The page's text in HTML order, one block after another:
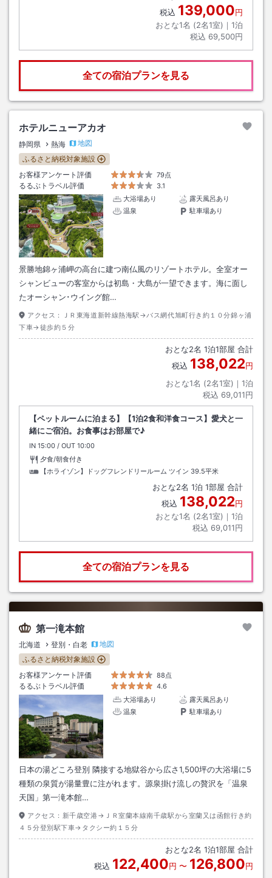
税込 139,000円
おとな1名 (2名1室)｜ 1泊
税込 69,500円
全ての宿泊プランを見る
ホテルニューアカオ
静岡県 熱海
地図
ふるさと納税対象施設
お客様アンケート評価
79点
るるぶトラベル評価
3.1
大浴場あり
露天風呂あり
温泉
駐車場あり
景勝地錦ヶ浦岬の高台に建つ南仏風のリゾートホテル。全室オー
シャンビューの客室からは初島・大島が一望できます。海に面し
たオーシャン･ウイング館…
アクセス：
ＪＲ東海道新幹線熱海駅→バス網代旭町行き約１０分錦ヶ浦
下車→徒歩約５分
おとな2名 1泊1部屋 合計
税込 138,022円
おとな1名 (2名1室)｜ 1泊
税込 69,011円
【ペットルームに泊まる】【1泊2食和洋食コース】愛犬と一
緒にご宿泊。お食事はお部屋で♪
IN チェックイン
15:00 / OUT チェックアウト
10:00
夕食/朝食付き
【ホライゾン】ドッグフレンドリールーム ツイン 39.5平米
おとな2名 1泊 1部屋 合計
税込 138,022円
おとな1名 (2名1室)｜ 1泊
税込 69,011円
全ての宿泊プランを見る
第一滝本館
北海道 登別・白老
地図
ふるさと納税対象施設
お客様アンケート評価
88点
るるぶトラベル評価
4.6
大浴場あり
露天風呂あり
温泉
駐車場あり
日本の湯どころ登別 隣接する地獄谷から広さ1,500坪の大浴場に5
種類の泉質が湯量豊に注がれます。源泉掛け流しの贅沢を「温泉
天国」第一滝本館…
アクセス： 新千歳空港→ＪＲ室蘭本線南千歳駅から室蘭又は函館行き約
４５分登別駅下車→タクシー約１５分
おとな2名 1泊1部屋 合計
税込 122,400円 〜 126,800円